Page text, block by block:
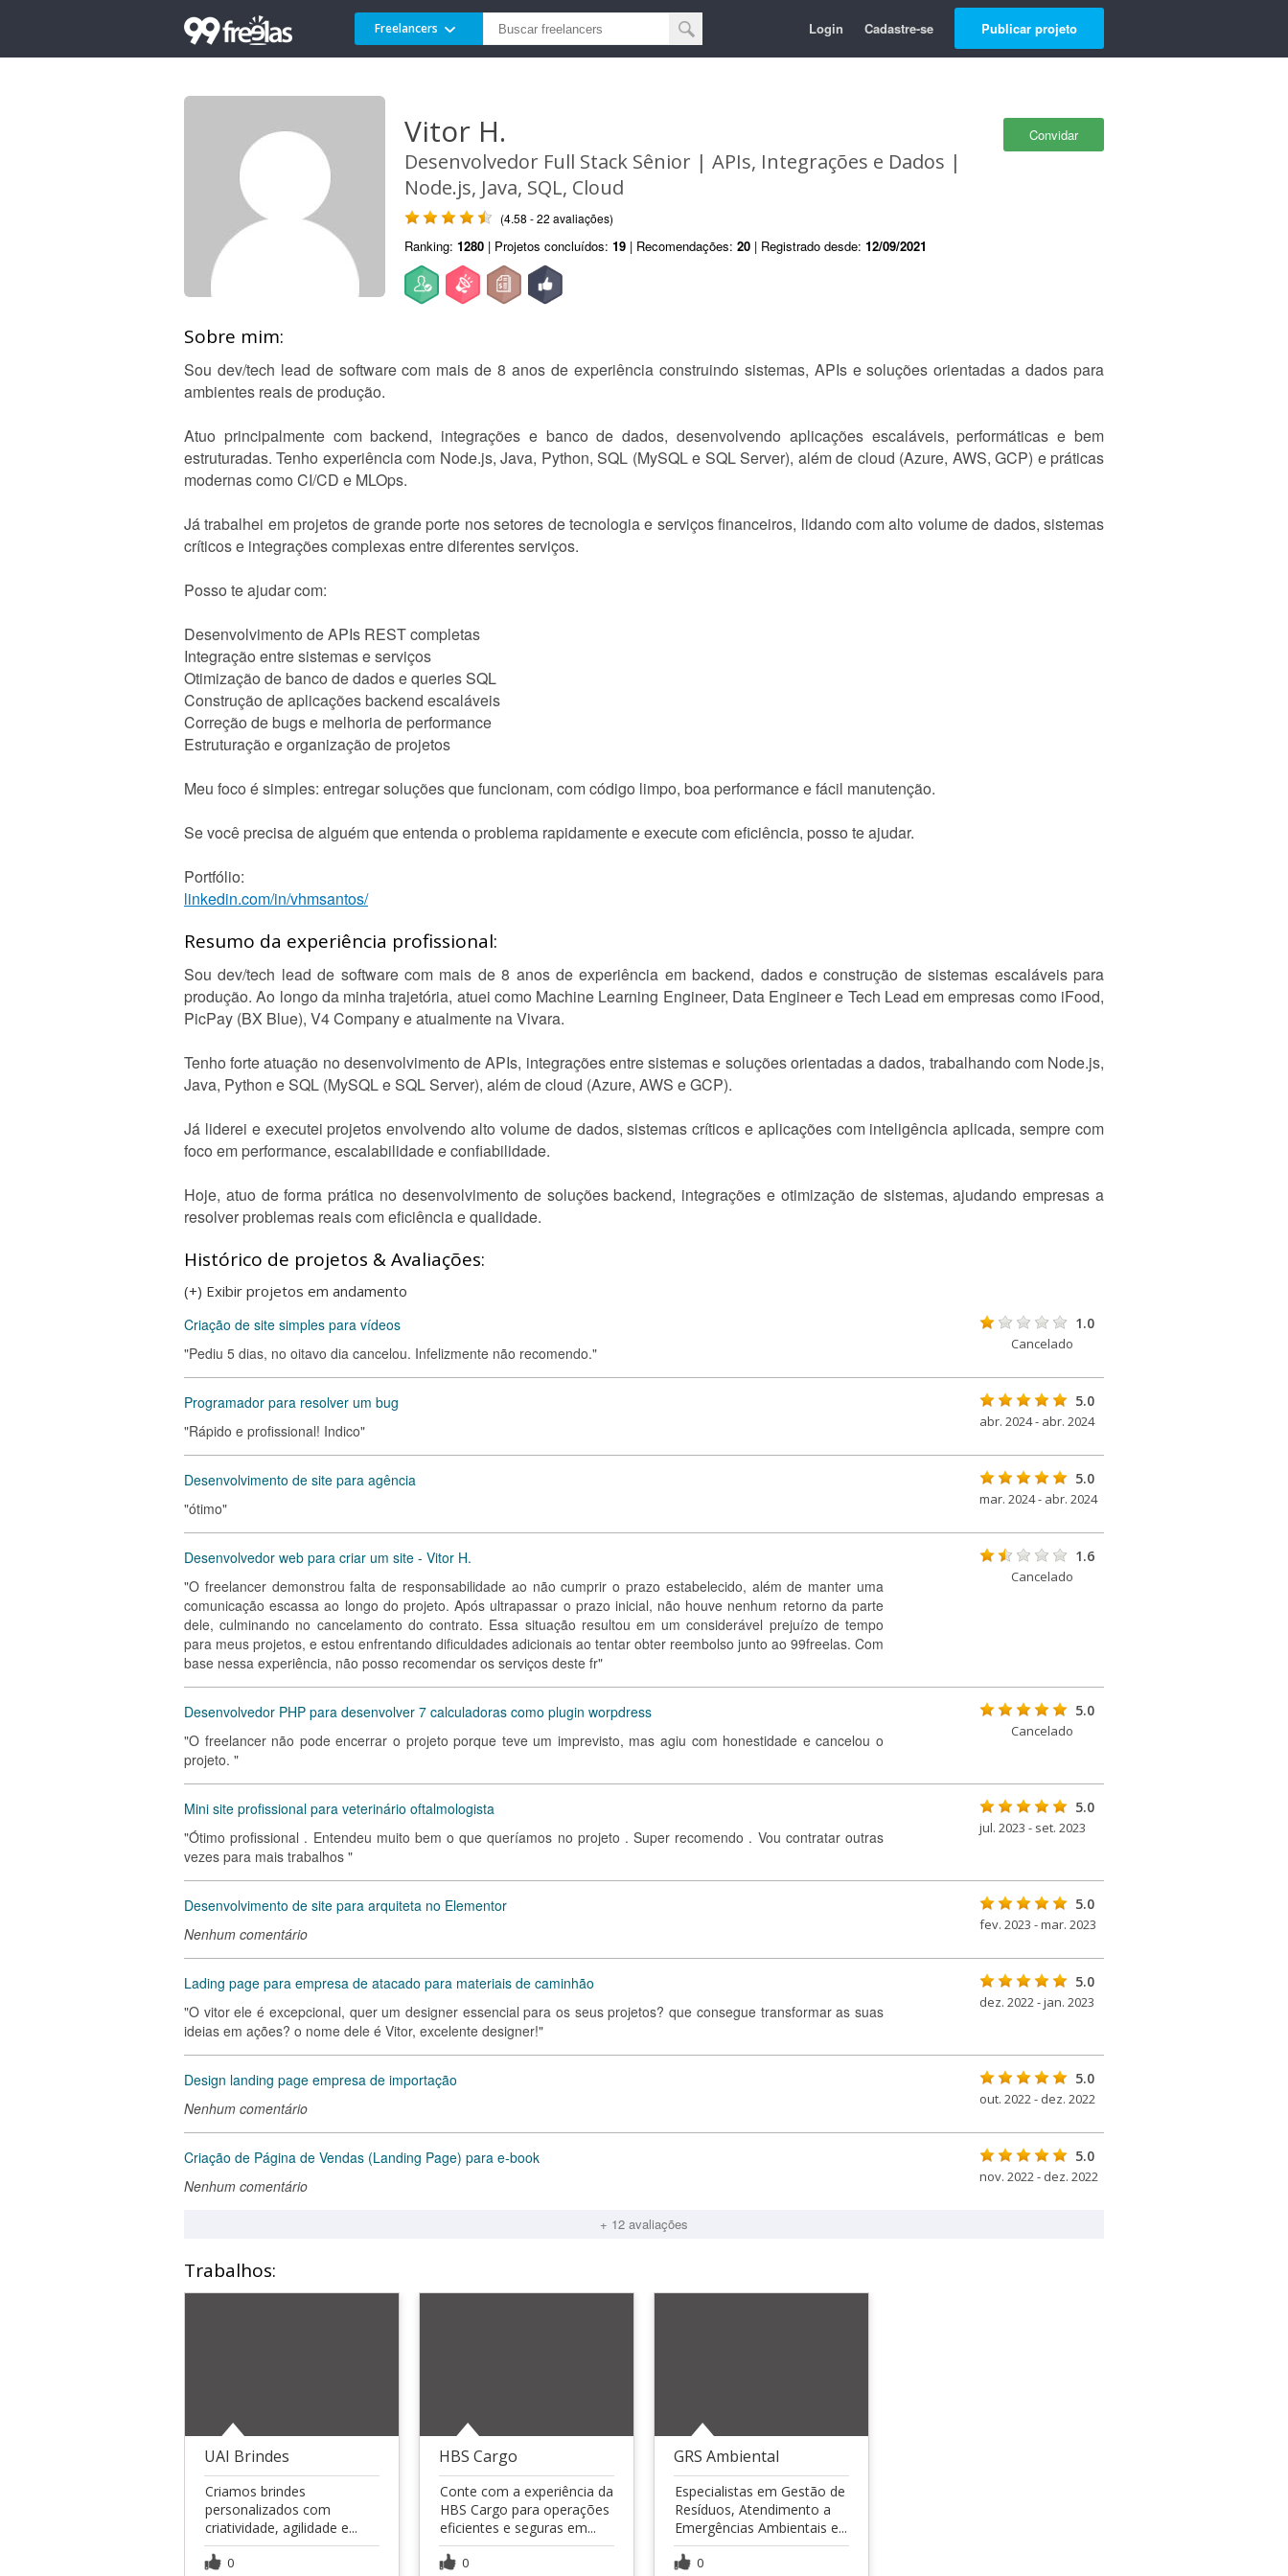
Freelancers Login Cadastre-se Publicar projeto
Convidar
Vitor H.
Desenvolvedor Full Stack Sênior | APIs, Integrações e Dados |
Node.js, Java, SQL, Cloud
(4.58 - 22 avaliações)
Ranking: 1280 | Projetos concluídos: 19 | Recomendações: 20 | Registrado desde: 12/09/2021
Sobre mim:
Sou dev/tech lead de software com mais de 8 anos de experiência construindo sistemas, APIs e soluções orientadas a dados para
ambientes reais de produção.
Atuo principalmente com backend, integrações e banco de dados, desenvolvendo aplicações escaláveis, performáticas e bem
estruturadas. Tenho experiência com Node.js, Java, Python, SQL (MySQL e SQL Server), além de cloud (Azure, AWS, GCP) e práticas
modernas como CI/CD e MLOps.
Já trabalhei em projetos de grande porte nos setores de tecnologia e serviços financeiros, lidando com alto volume de dados, sistemas
críticos e integrações complexas entre diferentes serviços.
Posso te ajudar com:
Desenvolvimento de APIs REST completas
Integração entre sistemas e serviços
Otimização de banco de dados e queries SQL
Construção de aplicações backend escaláveis
Correção de bugs e melhoria de performance
Estruturação e organização de projetos
Meu foco é simples: entregar soluções que funcionam, com código limpo, boa performance e fácil manutenção.
Se você precisa de alguém que entenda o problema rapidamente e execute com eficiência, posso te ajudar.
Portfólio:
linkedin.com/in/vhmsantos/
Resumo da experiência profissional:
Sou dev/tech lead de software com mais de 8 anos de experiência em backend, dados e construção de sistemas escaláveis para
produção. Ao longo da minha trajetória, atuei como Machine Learning Engineer, Data Engineer e Tech Lead em empresas como iFood,
PicPay (BX Blue), V4 Company e atualmente na Vivara.
Tenho forte atuação no desenvolvimento de APIs, integrações entre sistemas e soluções orientadas a dados, trabalhando com Node.js,
Java, Python e SQL (MySQL e SQL Server), além de cloud (Azure, AWS e GCP).
Já liderei e executei projetos envolvendo alto volume de dados, sistemas críticos e aplicações com inteligência aplicada, sempre com
foco em performance, escalabilidade e confiabilidade.
Hoje, atuo de forma prática no desenvolvimento de soluções backend, integrações e otimização de sistemas, ajudando empresas a
resolver problemas reais com eficiência e qualidade.
Histórico de projetos & Avaliações:
(+) Exibir projetos em andamento
Criação de site simples para vídeos
"Pediu 5 dias, no oitavo dia cancelou. Infelizmente não recomendo."
1.0
Cancelado
Programador para resolver um bug
"Rápido e profissional! Indico"
5.0
abr. 2024 - abr. 2024
Desenvolvimento de site para agência
"ótimo"
5.0
mar. 2024 - abr. 2024
Desenvolvedor web para criar um site - Vitor H.
"O freelancer demonstrou falta de responsabilidade ao não cumprir o prazo estabelecido, além de manter uma
comunicação escassa ao longo do projeto. Após ultrapassar o prazo inicial, não houve nenhum retorno da parte
dele, culminando no cancelamento do contrato. Essa situação resultou em um considerável prejuízo de tempo
para meus projetos, e estou enfrentando dificuldades adicionais ao tentar obter reembolso junto ao 99freelas. Com
base nessa experiência, não posso recomendar os serviços deste fr"
1.6
Cancelado
Desenvolvedor PHP para desenvolver 7 calculadoras como plugin worpdress
"O freelancer não pode encerrar o projeto porque teve um imprevisto, mas agiu com honestidade e cancelou o
projeto. "
5.0
Cancelado
Mini site profissional para veterinário oftalmologista
"Ótimo profissional . Entendeu muito bem o que queríamos no projeto . Super recomendo . Vou contratar outras
vezes para mais trabalhos "
5.0
jul. 2023 - set. 2023
Desenvolvimento de site para arquiteta no Elementor
Nenhum comentário
5.0
fev. 2023 - mar. 2023
Lading page para empresa de atacado para materiais de caminhão
"O vitor ele é excepcional, quer um designer essencial para os seus projetos? que consegue transformar as suas
ideias em ações? o nome dele é Vitor, excelente designer!"
5.0
dez. 2022 - jan. 2023
Design landing page empresa de importação
Nenhum comentário
5.0
out. 2022 - dez. 2022
Criação de Página de Vendas (Landing Page) para e-book
Nenhum comentário
5.0
nov. 2022 - dez. 2022
+ 12 avaliações
Trabalhos:
UAI Brindes
Criamos brindes
personalizados com
criatividade, agilidade e...
0
HBS Cargo
Conte com a experiência da
HBS Cargo para operações
eficientes e seguras em...
0
GRS Ambiental
Especialistas em Gestão de
Resíduos, Atendimento a
Emergências Ambientais e...
0